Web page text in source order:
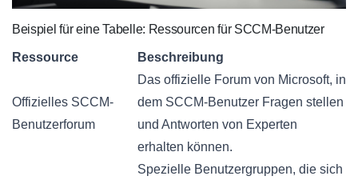
Beispiel für eine Tabelle: Ressourcen für SCCM-Benutzer
Ressource Beschreibung
Offizielles SCCM-
Benutzerforum
Das offizielle Forum von Microsoft, in
dem SCCM-Benutzer Fragen stellen
und Antworten von Experten
erhalten können.
Spezielle Benutzergruppen, die sich